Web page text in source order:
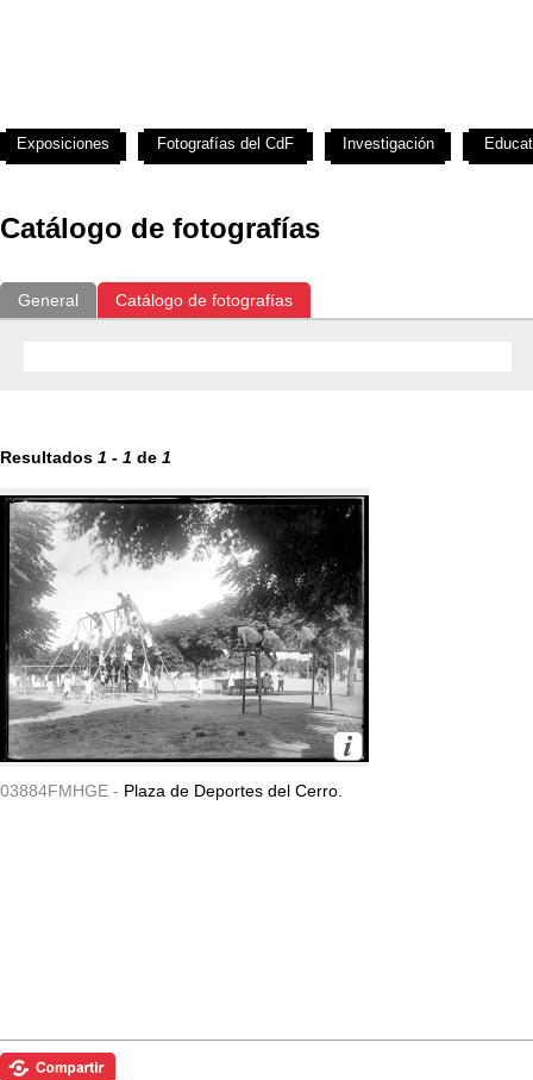
Catálogo de fotografías
General Catálogo de fotografías
Resultados 1 - 1 de 1
03884FMHGE - Plaza de Deportes del Cerro.
Exposiciones Fotografías del CdF Investigación